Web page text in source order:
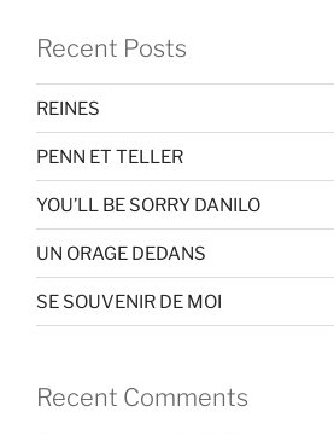
Recent Posts
REINES
PENN ET TELLER
YOU’LL BE SORRY DANILO
UN ORAGE DEDANS
SE SOUVENIR DE MOI
Recent Comments